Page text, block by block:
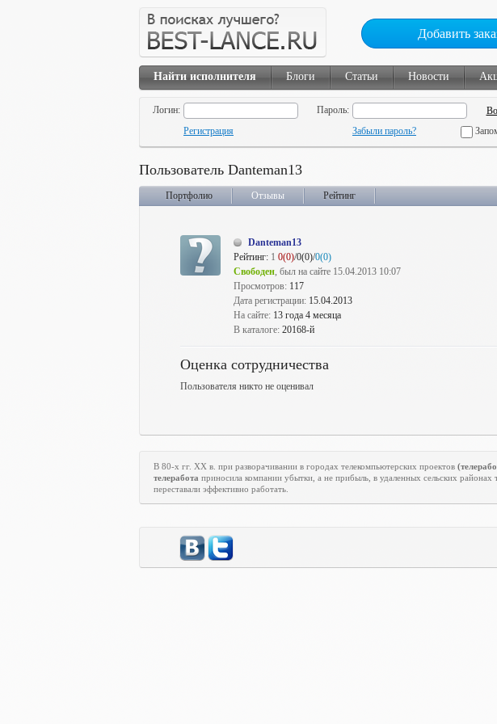
Добавить
Найти исполнителя Блоги Статьи Новости
Логин:
Пароль:
Регистрация
Забыли пароль?
Пользователь Danteman13
Портфолио Отзывы Рейтинг
Danteman13
Рейтинг: 1 0(0)/0(0)/0(0)
Свободен, был на сайте 15.04.2013 10:07
Просмотров: 117
Дата регистрации: 15.04.2013
На сайте: 13 года 4 месяца
В каталоге: 20168-й
Оценка сотрудничества
Пользователя никто не оценивал
В 80-х гг. XX в. при разворачивании в городах телекомпьютерских проектов
телеработа приносила компании убытки, а не прибыль, в удаленных сельских
переставали эффективно работать.